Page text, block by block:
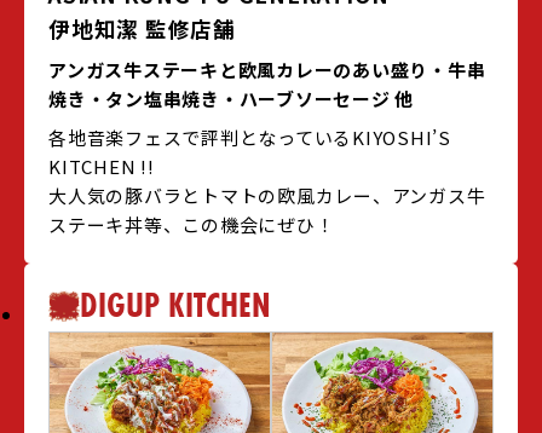
伊地知潔 監修店舗
アンガス牛ステーキと欧風カレーのあい盛り・牛串
焼き・タン塩串焼き・ハーブソーセージ 他
各地音楽フェスで評判となっているKIYOSHI’S
KITCHEN !!
大人気の豚バラとトマトの欧風カレー、アンガス牛
ステーキ丼等、この機会にぜひ！
DIGUP KITCHEN